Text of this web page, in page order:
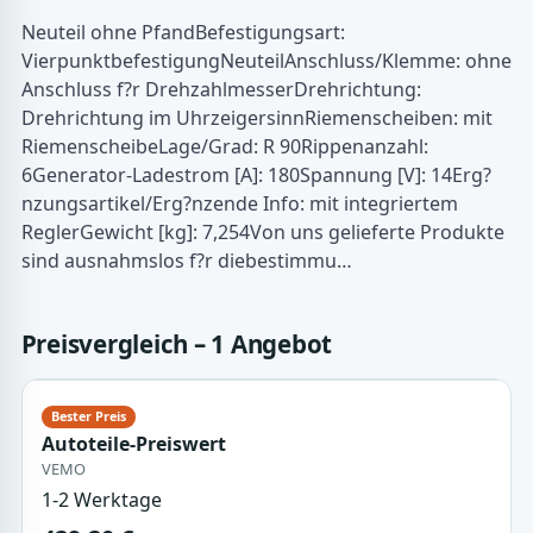
Neuteil ohne PfandBefestigungsart:
VierpunktbefestigungNeuteilAnschluss/Klemme: ohne
Anschluss f?r DrehzahlmesserDrehrichtung:
Drehrichtung im UhrzeigersinnRiemenscheiben: mit
RiemenscheibeLage/Grad: R 90Rippenanzahl:
6Generator-Ladestrom [A]: 180Spannung [V]: 14Erg?
nzungsartikel/Erg?nzende Info: mit integriertem
ReglerGewicht [kg]: 7,254Von uns gelieferte Produkte
sind ausnahmslos f?r diebestimmu…
Preisvergleich – 1 Angebot
Autoteile-Preiswert
VEMO
1-2 Werktage